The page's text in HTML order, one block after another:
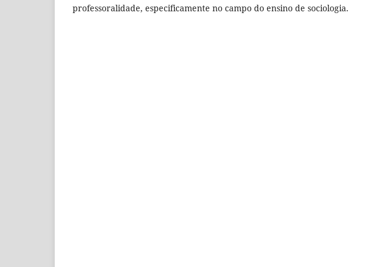
professoralidade, especificamente no campo do ensino de sociologia.